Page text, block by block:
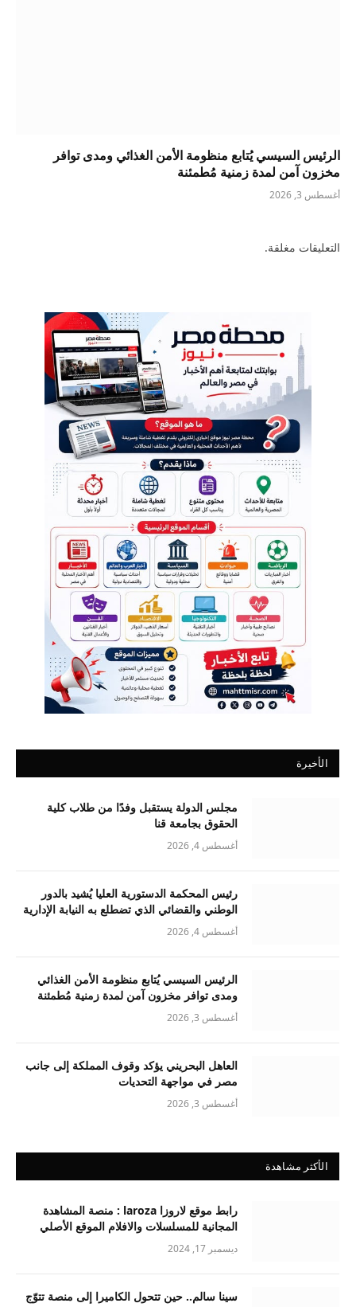
الرئيس السيسي يُتابع منظومة الأمن الغذائي ومدى توافر
مخزون آمن لمدة زمنية مُطمئنة
أغسطس 3, 2026
التعليقات مغلقة.
الأخيرة
مجلس الدولة يستقبل وفدًا من طلاب كلية
الحقوق بجامعة قنا
أغسطس 4, 2026
رئيس المحكمة الدستورية العليا يُشيد بالدور
الوطني والقضائي الذي تضطلع به النيابة الإدارية
أغسطس 4, 2026
الرئيس السيسي يُتابع منظومة الأمن الغذائي
ومدى توافر مخزون آمن لمدة زمنية مُطمئنة
أغسطس 3, 2026
العاهل البحريني يؤكد وقوف المملكة إلى جانب
مصر في مواجهة التحديات
أغسطس 3, 2026
الأكثر مشاهدة
رابط موقع لاروزا laroza : منصة المشاهدة
المجانية للمسلسلات والافلام الموقع الأصلي
ديسمبر 17, 2024
سينا سالم.. حين تتحول الكاميرا إلى منصة تتوّج